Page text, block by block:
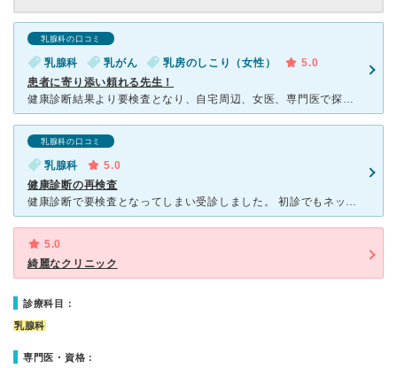
乳腺科の口コミ
乳腺科 乳がん 乳房のしこり（女性）
5.0
患者に寄り添い頼れる先生！
健康診断結果より要検査となり、自宅周辺、女医、専門医で探し、こちらで検査をして頂きました。 先生・技師の方はじめ全て女性スタッフ、皆さん優しく気さくな感じです。 大病院での術後方針相談に再通院。
乳腺科の口コミ
乳腺科
5.0
健康診断の再検査
健康診断で要検査となってしまい受診しました。 初診でもネットからすぐに予約が取れました。 駐車場は広く、病院は綺麗でした。 マンモは看護師さん（？）、エコーは女性の先生がモニターを見ながら分
5.0
綺麗なクリニック
診療科目：
乳腺科
専門医・資格：